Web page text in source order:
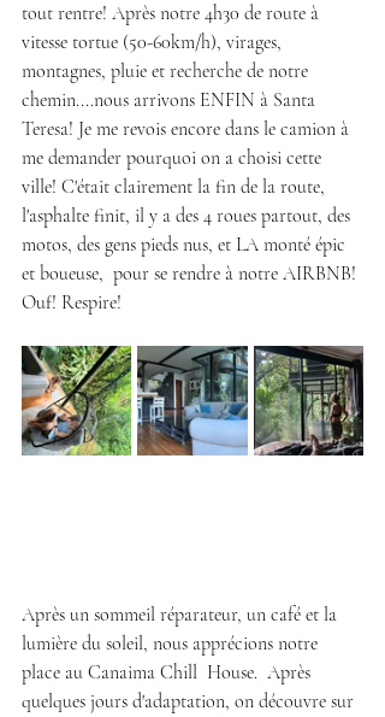
tout rentre! Après notre 4h30 de route à
vitesse tortue (50-60km/h), virages,
montagnes, pluie et recherche de notre
chemin....nous arrivons ENFIN à Santa
Teresa! Je me revois encore dans le camion à
me demander pourquoi on a choisi cette
ville! C'était clairement la fin de la route,
l'asphalte finit, il y a des 4 roues partout, des
motos, des gens pieds nus, et LA monté épic
et boueuse,  pour se rendre à notre AIRBNB!
Ouf! Respire!
Après un sommeil réparateur, un café et la
lumière du soleil, nous apprécions notre
place au Canaima Chill  House.  Après
quelques jours d'adaptation, on découvre sur